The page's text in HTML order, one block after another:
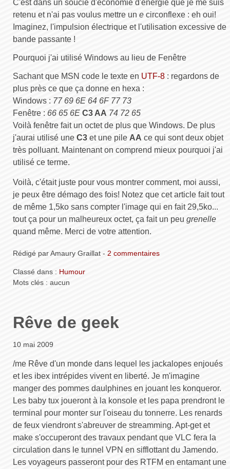
C'est dans un soucie d'économie d'énergie que je me suis
retenu et n'ai pas voulus mettre un e circonflexe : eh oui!
Imaginez, l'impulsion électrique et l'utilisation excessive de
bande passante !
Pourquoi j'ai utilisé Windows au lieu de Fenêtre
Sachant que MSN code le texte en UTF-8 : regardons de
plus près ce que ça donne en hexa :
Windows : 77 69 6E 64 6F 77 73
Fenêtre : 66 65 6E C3 AA 74 72 65
Voilà fenêtre fait un octet de plus que Windows. De plus
j'aurai utilisé une C3 et une pile AA ce qui sont deux objet
très polluant. Maintenant on comprend mieux pourquoi j'ai
utilisé ce terme.
Voilà, c'était juste pour vous montrer comment, moi aussi,
je peux être démago des fois! Notez que cet article fait tout
de même 1,5ko sans compter l'image qui en fait 29,5ko...
tout ça pour un malheureux octet, ça fait un peu grenelle
quand même. Merci de votre attention.
Rédigé par Amaury Graillat - 2 commentaires
Classé dans : Humour
Mots clés : aucun
Rêve de geek
10 mai 2009
/me Rêve d'un monde dans lequel les jackalopes enjoués
et les ibex intrépides vivent en liberté. Je m'imagine
manger des pommes daulphines en jouant les konqueror.
Les baby tux joueront à la konsole et les papa prendront le
terminal pour monter sur l'oiseau du tonnerre. Les renards
de feux viendront s'abreuver de streamming. Apt-get et
make s'occuperont des travaux pendant que VLC fera la
circulation dans le tunnel VPN en sifflottant du Jamendo.
Les voyageurs passeront pour des RTFM en entamant une